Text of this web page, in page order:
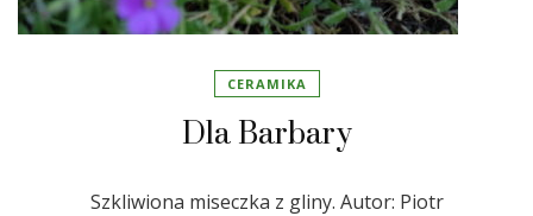
CERAMIKA
Dla Barbary
Szkliwiona miseczka z gliny. Autor: Piotr